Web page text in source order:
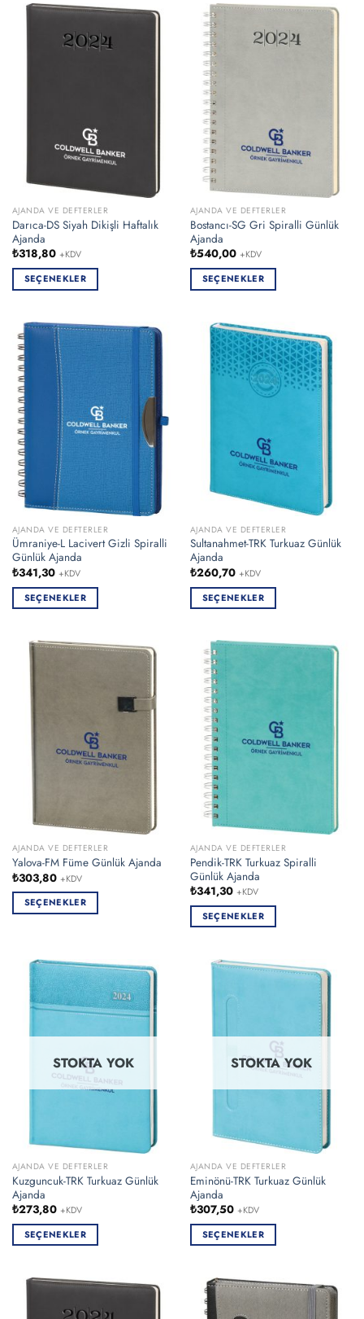
birden
birden
fazla
varyasyonu
var.
Seçenekler
ürün
sayfasından
seçilebilir
AJANDA VE DEFTERLER
Darıca-DS Siyah Dikişli Haftalık
Ajanda
₺318,80 +KDV
SEÇENEKLER
birden
fazla
varyasyonu
var.
Seçenekler
ürün
sayfasından
seçilebilir
AJANDA VE DEFTERLER
Bostancı-SG Gri Spiralli Günlük
Ajanda
₺540,00 +KDV
SEÇENEKLER
birden
varyasyonu
seçilebilir
AJANDA VE DEFTERLER
Ümraniye-L Lacivert Gizli Spiralli
Günlük Ajanda
₺341,30 +KDV
SEÇENEKLER
birden
varyasyonu
sayfasından
AJANDA VE DEFTERLER
Sultanahmet-TRK Turkuaz Günlük
Ajanda
₺260,70 +KDV
SEÇENEKLER
birden
fazla
varyasyonu
var.
Seçenekler
ürün
sayfasından
seçilebilir
AJANDA VE DEFTERLER
Yalova-FM Füme Günlük Ajanda
₺303,80 +KDV
SEÇENEKLER
birden
varyasyonu
ürün
sayfasından
seçilebilir
AJANDA VE DEFTERLER
Pendik-TRK Turkuaz Spiralli
Günlük Ajanda
₺341,30 +KDV
SEÇENEKLER
birden
varyasyonu
Seçenekler
sayfasından
seçilebilir
STOKTA YOK
AJANDA VE DEFTERLER
Kuzguncuk-TRK Turkuaz Günlük
Ajanda
₺273,80 +KDV
SEÇENEKLER
birden
STOKTA YOK
AJANDA VE DEFTERLER
Eminönü-TRK Turkuaz Günlük
Ajanda
₺307,50 +KDV
SEÇENEKLER
birden
fazla